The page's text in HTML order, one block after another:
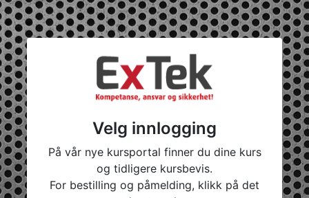
Velg innlogging
På vår nye kursportal finner du dine kurs
og tidligere kursbevis.
For bestilling og påmelding, klikk på det